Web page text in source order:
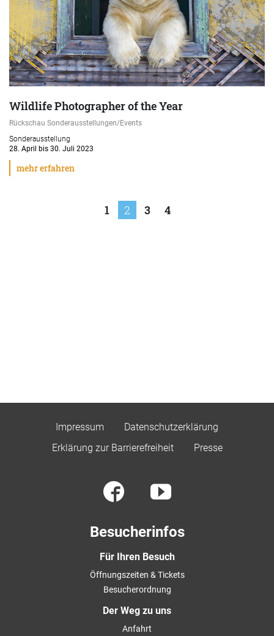
Wildlife Photographer of the Year
Rückschau Sonderausstellungen/Events
Sonderausstellung
28. April bis 30. Juli 2023
mehr erfahren
Seitennummerierung
1 2 3 4
Impressum
Datenschutzerklärung
Erklärung zur Barrierefreiheit
Presse
Besucherinfos
Für Ihren Besuch
Öffnungszeiten & Tickets
Besucherordnung
Der Weg zu uns
Anfahrt